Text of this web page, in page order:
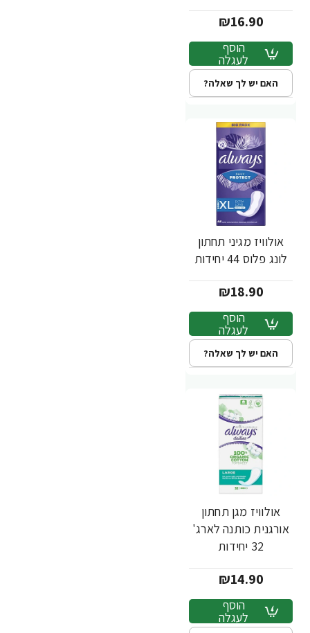
₪16.90
הוסף
לעגלה
האם יש לך שאלה?
אולוויז מגיני תחתון
לונג פלוס 44 יחידות
₪18.90
הוסף
לעגלה
האם יש לך שאלה?
אולוויז מגן תחתון
אורגנית כותנה לארג'
32 יחידות
₪14.90
הוסף
לעגלה